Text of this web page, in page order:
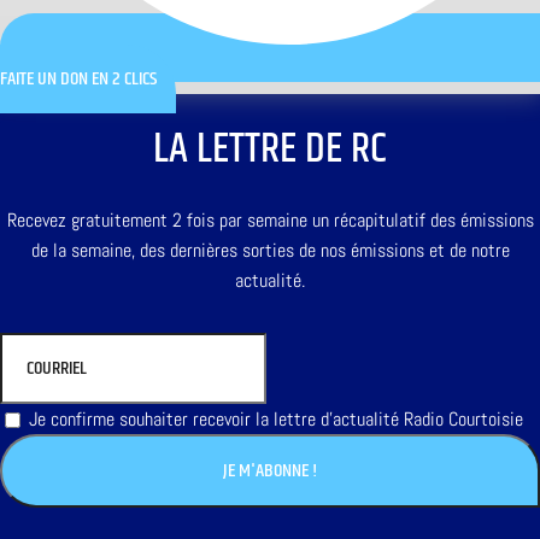
FAITE UN DON EN 2 CLICS
LA LETTRE DE RC
Recevez gratuitement 2 fois par semaine un récapitulatif des émissions
de la semaine, des dernières sorties de nos émissions et de notre
actualité.
Je confirme souhaiter recevoir la lettre d'actualité Radio Courtoisie